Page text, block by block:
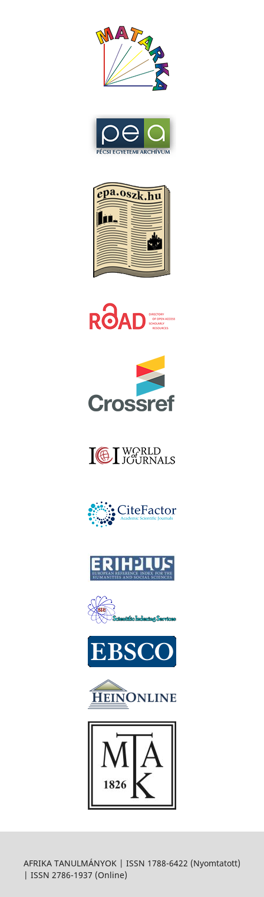
AFRIKA TANULMÁNYOK | ISSN 1788-6422 (Nyomtatott)
| ISSN 2786-1937 (Online)